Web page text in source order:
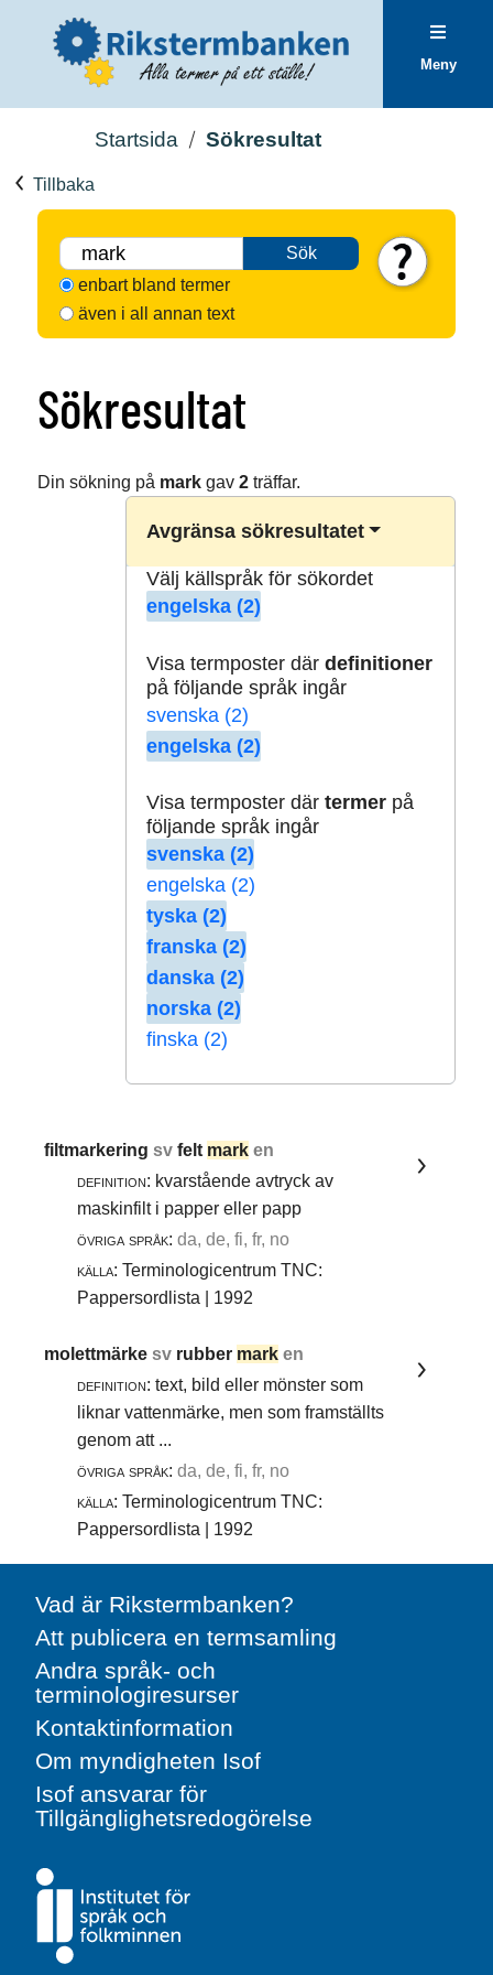
Meny
Startsida Sökresultat
Tillbaka
Sök
enbart bland termer
även i all annan text
Sökresultat
Din sökning på markgav 2träffar.
Avgränsa sökresultatet
Välj källspråk för sökordet
engelska (2)
Visa termposter där definitioner
på följande språk ingår
svenska (2)
engelska (2)
Visa termposter där termerpå
följande språk ingår
svenska (2)
engelska (2)
tyska (2)
franska (2)
danska (2)
norska (2)
finska (2)
filtmarkeringsvfelt mark en
definition: kvarstående avtryck av
maskinfilt i papper eller papp
övriga språk: da, de, fi, fr, no
källa: Terminologicentrum TNC:
Pappersordlista | 1992
molettmärkesv rubber mark en
definition: text, bild eller mönster som
liknar vattenmärke, men som framställts
genom att ...
övriga språk: da, de, fi, fr, no
källa: Terminologicentrum TNC:
Pappersordlista | 1992
Vad är Rikstermbanken?
Att publicera en termsamling
Andra språk- och
terminologiresurser
Kontaktinformation
Om myndigheten Isof
Isof ansvarar för
Tillgänglighetsredogörelse